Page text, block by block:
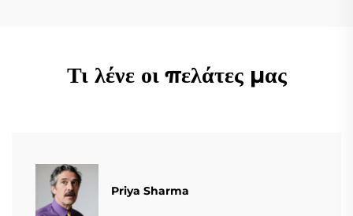
Τι λένε οι πελάτες μας
Priya Sharma